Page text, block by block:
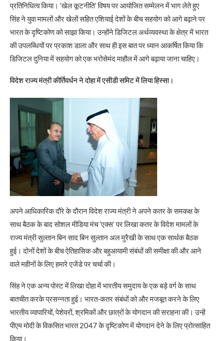
प्रतिनिधित्व किया। ‘खेल कूटनीति’ विषय पर आयोजित सम्मेलन में भाग लेते हुए
सिंह ने युवा मामलों और खेलों सहित एशियाई देशों के बीच सहयोग को आगे बढ़ाने पर
भारत के दृष्टिकोण को साझा किया। उन्होंने डिजिटल अर्थव्यवस्था के क्षेत्र में भारत
की उपलब्धियों पर प्रकाश डाला और साथ ही इस बात पर ध्यान आकर्षित किया कि
डिजिटल दुनिया में सहयोग को एक भरोसेमंद माहौल में आगे बढ़ाया जाना चाहिए।
विदेश राज्य मंत्री कीर्तिवर्धन ने दोहा में एसीडी समिट में लिया हिस्सा।
अपने आधिकारिक दौरे के दौरान विदेश राज्य मंत्री ने अपने कतर के समकक्ष के
साथ बैठक के बाद सोशल मीडिया मंच ‘एक्स’ पर लिखा कतर के विदेश मामलों के
राज्य मंत्री सुल्तान बिन साद बिन सुल्तान अल मुरैखी के साथ एक सार्थक बैठक
हुई। दोनों देशों के बीच ऐतिहासिक और बहुआयामी संबंधों की समीक्षा की और आने
वाले महीनों के लिए हमारे एजेंडे पर चर्चा की।
सिंह ने एक अन्य पोस्ट में लिखा दोहा में भारतीय समुदाय के एक बड़े वर्ग के साथ
बातचीत करके प्रसन्नता हुई। भारत-कतर संबंधों को और मजबूत करने के लिए
भारतीय व्यापारियों, पेशेवरों, श्रमिकों और छात्रों के योगदान की सराहना की। उन्हें
पीएम मोदी के विकसित भारत 2047 के दृष्टिकोण में योगदान देने के लिए प्रोत्साहित
किया।